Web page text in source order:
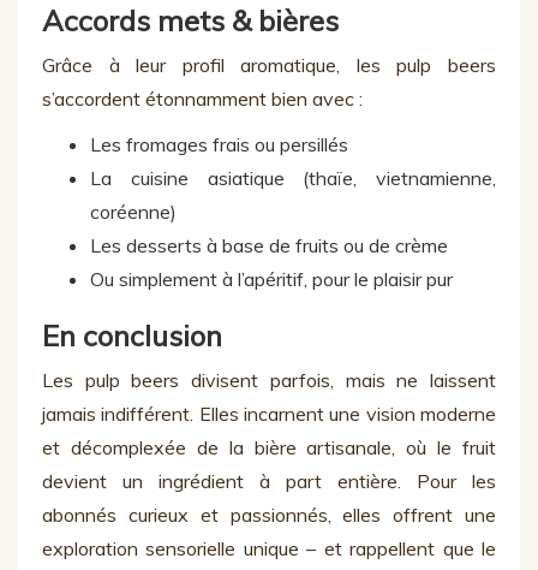
Accords mets & bières
Grâce à leur profil aromatique, les pulp beers
s’accordent étonnamment bien avec :
Les fromages frais ou persillés
La cuisine asiatique (thaïe, vietnamienne,
coréenne)
Les desserts à base de fruits ou de crème
Ou simplement à l’apéritif, pour le plaisir pur
En conclusion
Les pulp beers divisent parfois, mais ne laissent
jamais indifférent. Elles incarnent une vision moderne
et décomplexée de la bière artisanale, où le fruit
devient un ingrédient à part entière. Pour les
abonnés curieux et passionnés, elles offrent une
exploration sensorielle unique – et rappellent que le